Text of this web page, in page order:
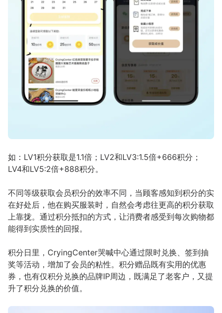
如：LV1积分获取是1.1倍；LV2和LV3:1.5倍+666积分；
LV4和LV5:2倍+888积分。
不同等级获取会员积分的效率不同，当顾客感知到积分的实
在好处后，他在购买服装时，自然会考虑往更高的积分获取
上靠拢。通过积分抵扣的方式，让消费者感受到每次购物都
能得到实质性的回报。
积分日里，CryingCenter哭喊中心通过限时兑换、签到抽
奖等活动，增加了会员的粘性。积分赠品既有实用的优惠
券，也有仅积分兑换的品牌IP周边，既满足了老客户，又提
升了积分兑换的价值。